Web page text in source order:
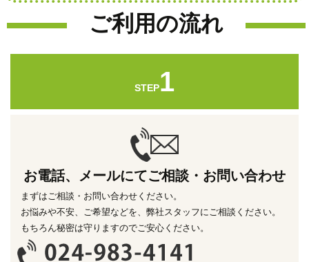
ご利用の流れ
STEP1
お電話、メールにてご相談・お問い合わせ
まずはご相談・お問い合わせください。
お悩みや不安、ご希望などを、弊社スタッフにご相談ください。
もちろん秘密は守りますのでご安心ください。